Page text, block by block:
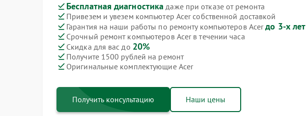
Бесплатная диагностика даже при отказе от ремонта
Привезем и увезем компьютер Acer собственной доставкой
Гарантия на наши работы по ремонту компьютеров Acerдо 3-х лет
Срочный ремонт компьютеров Acer в течении часа
Скидка для вас до 20%
Получите 1500 рублей на ремонт
Оригинальные комплектующие Acer
Получить консультацию Наши цены